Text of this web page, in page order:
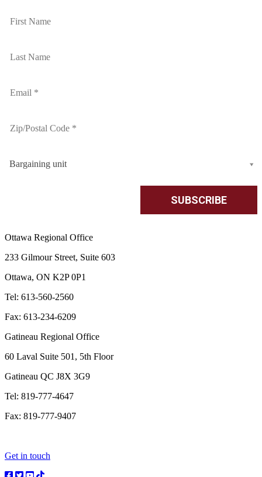
Bargaining unit
Ottawa Regional Office
233 Gilmour Street, Suite 603
Ottawa, ON K2P 0P1
Tel: 613-560-2560
Fax: 613-234-6209
Gatineau Regional Office
60 Laval Suite 501, 5th Floor
Gatineau QC J8X 3G9
Tel: 819-777-4647
Fax: 819-777-9407
Get in touch